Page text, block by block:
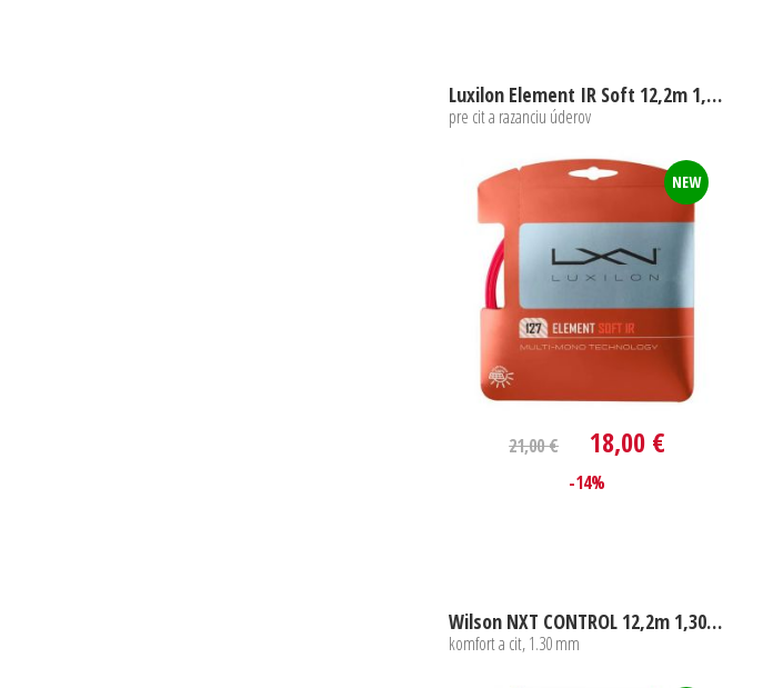
Luxilon Element IR Soft 12,2m 1,27mm
pre cit a razanciu úderov
NEW
21,00 € 18,00 €
-14%
Wilson NXT CONTROL 12,2m 1,30mm
komfort a cit, 1.30 mm